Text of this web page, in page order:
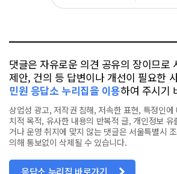
댓글은 자유로운 의견 공유의 장이므로
제안, 건의 등 답변이나 개선이 필요한
민원 응답소 누리집을 이용하여 주시기
상업성 광고, 저작권 침해, 저속한 표현, 특정인
치적 목적, 유사한 내용의 반복적 글, 개인정보
거나 운영 취지에 맞지 않는 댓글은 서울특별시
의해 통보없이 삭제될 수 있습니다.
응답소 누리집 바로가기